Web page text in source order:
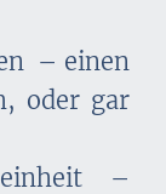
– einen
oder gar
–